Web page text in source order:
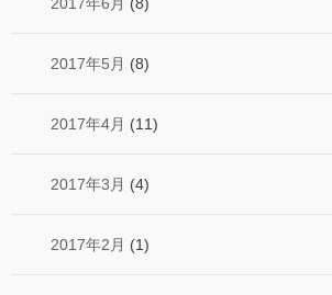
2017年5月 (8)
2017年4月 (11)
2017年3月 (4)
2017年2月 (1)